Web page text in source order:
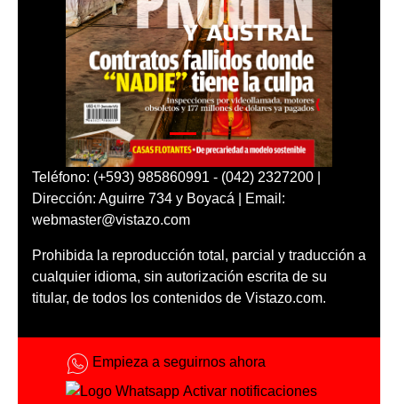
Teléfono: (+593) 985860991 - (042) 2327200 |
Dirección: Aguirre 734 y Boyacá | Email:
webmaster@vistazo.com
Prohibida la reproducción total, parcial y traducción a
cualquier idioma, sin autorización escrita de su
titular, de todos los contenidos de Vistazo.com.
Empieza a seguirnos ahora
Activar notificaciones